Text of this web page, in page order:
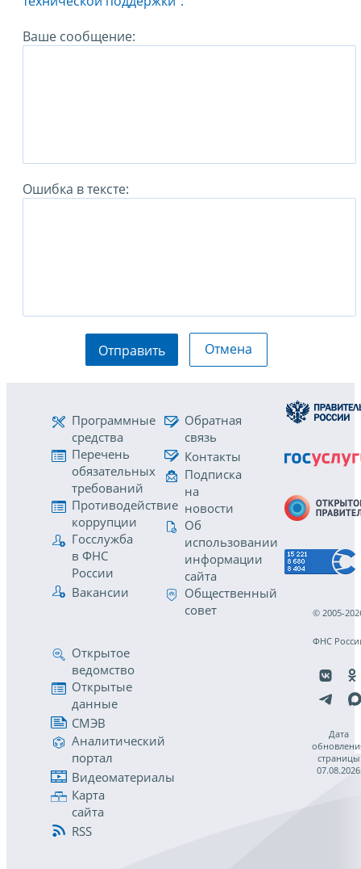
Ваше сообщение:
Ошибка в тексте:
Отправить Отмена
Программные
средства
Перечень
обязательных
требований
Противодействие
коррупции
Госслужба
в ФНС
России
Вакансии
Обратная
связь
Контакты
Подписка
на
новости
Об
использовании
информации
сайта
Общественный
совет
Открытое
ведомство
Открытые
данные
СМЭВ
Аналитический
портал
Видеоматериалы
Карта
сайта
RSS
© 2005-
ФНС
Дата
страницы
07.08.2026